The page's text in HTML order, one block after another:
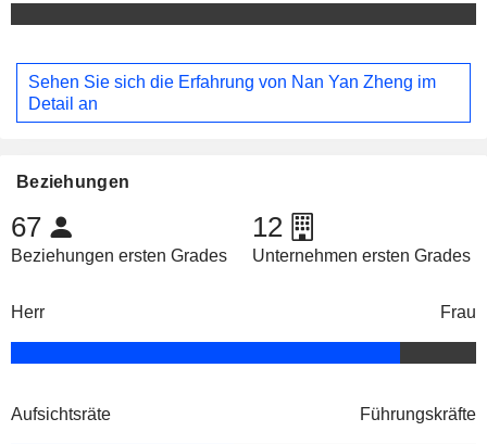
Sehen Sie sich die Erfahrung von Nan Yan Zheng im
Detail an
Beziehungen
67
Beziehungen ersten Grades
12
Unternehmen ersten Grades
Herr Frau
Aufsichtsräte Führungskräfte